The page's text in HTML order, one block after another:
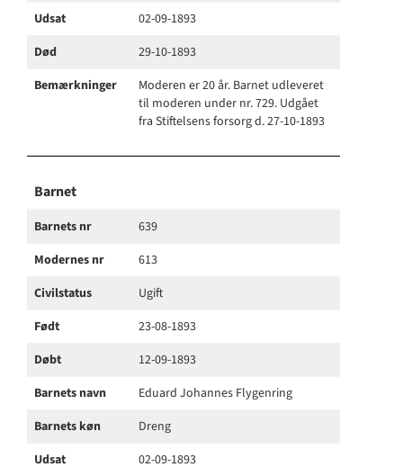
Udsat
02-09-1893
Død
29-10-1893
Bemærkninger
Moderen er 20 år. Barnet udleveret
til moderen under nr. 729. Udgået
fra Stiftelsens forsorg d. 27-10-1893
Barnet
Barnets nr
639
Modernes nr
613
Civilstatus
Ugift
Født
23-08-1893
Døbt
12-09-1893
Barnets navn
Eduard Johannes Flygenring
Barnets køn
Dreng
Udsat
02-09-1893